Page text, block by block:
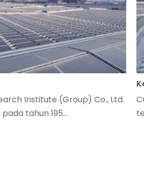
Institute (Group) Co., Ltd.
tahun 195...